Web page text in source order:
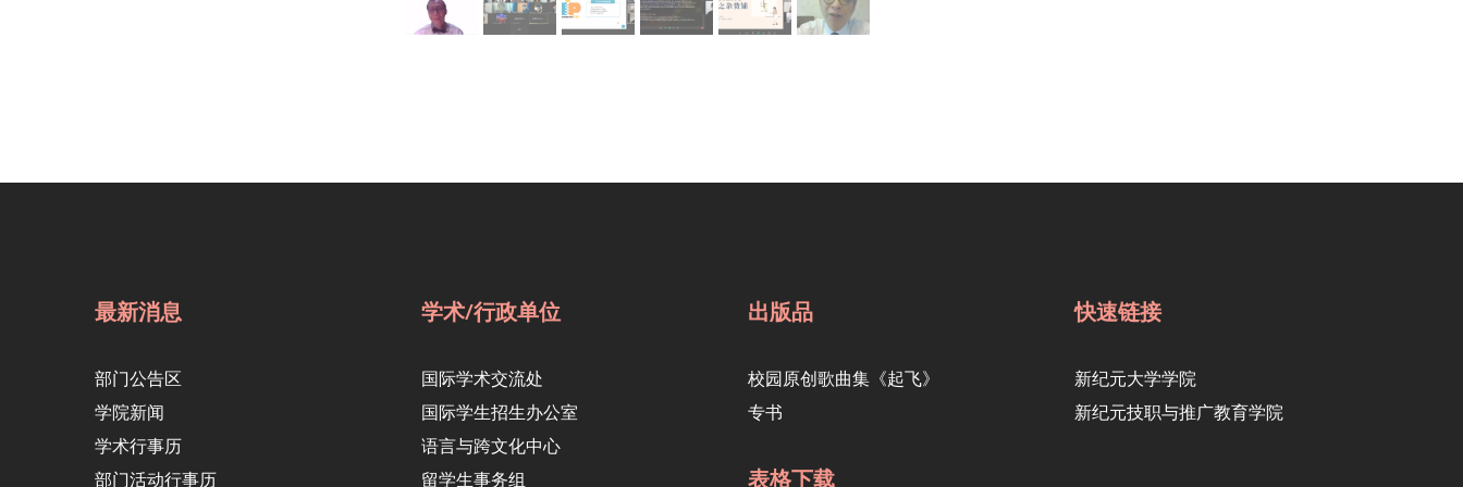
最新消息
部门公告区
学院新闻
学术行事历
部门活动行事历
学术/行政单位
国际学术交流处
国际学生招生办公室
语言与跨文化中心
留学生事务组
出版品
校园原创歌曲集《起飞》
专书
表格下载
快速链接
新纪元大学学院
新纪元技职与推广教育学院